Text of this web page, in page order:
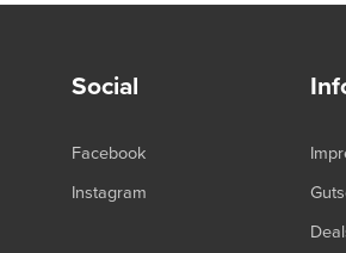
Social
Facebook
Instagram